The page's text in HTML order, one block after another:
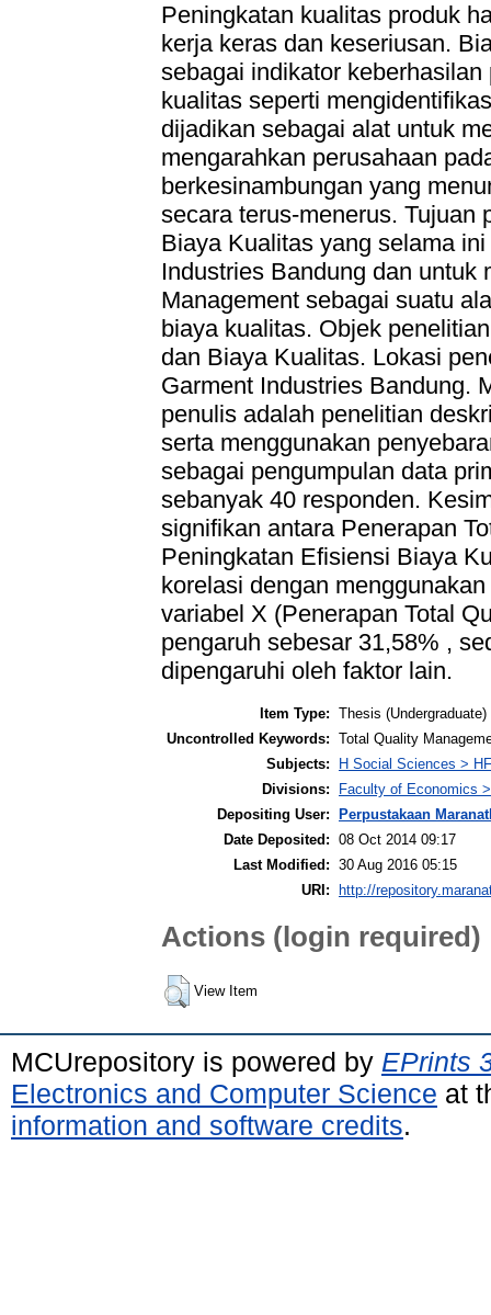
Peningkatan kualitas produk
kerja keras dan keseriusan.
sebagai indikator
kualitas seperti
dijadikan sebagai alat untuk
mengarahkan perusahaan
berkesinambungan yang
secara terus-menerus. Tujuan
Biaya Kualitas yang selama
Industries Bandung dan untuk
Management sebagai suatu
biaya kualitas. Objek
dan Biaya Kualitas. Lokasi
Garment Industries Bandung.
penulis adalah penelitian
serta menggunakan
sebagai pengumpulan data
sebanyak 40 responden.
signifikan antara Penerapan
Peningkatan Efisiensi Biaya
korelasi dengan
variabel X (Penerapan Total
pengaruh sebesar 31,58% ,
dipengaruhi oleh faktor lain.
Item Type: Thesis (Undergraduate)
Uncontrolled Keywords: Total Quality
Subjects:
H Social Sciences >
Divisions:
Faculty of Economics
Depositing User:
Perpustakaan
Date Deposited: 08 Oct 2014 09:17
Last Modified: 30 Aug 2016 05:15
URI:
http://
Actions (login required)
View Item
MCUrepository is powered by EPrints
Electronics and Computer Science at
information and software credits.